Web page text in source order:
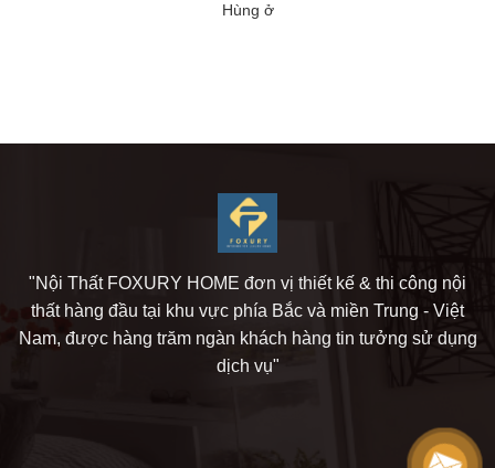
Hùng ở
"Nội Thất FOXURY HOME đơn vị thiết kế & thi công nội
thất hàng đầu tại khu vực phía Bắc và miền Trung - Việt
Nam, được hàng trăm ngàn khách hàng tin tưởng sử dụng
dịch vụ"